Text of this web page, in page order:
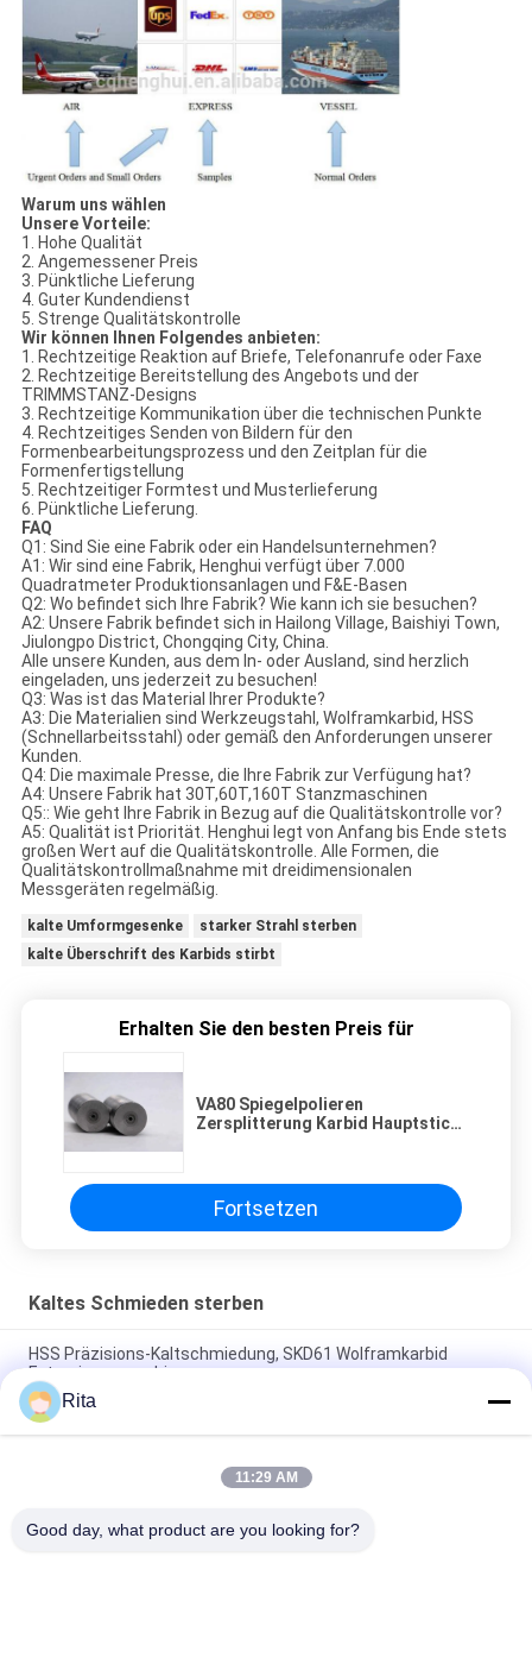
Warum uns wählen
Unsere Vorteile:
1. Hohe Qualität
2. Angemessener Preis
3. Pünktliche Lieferung
4. Guter Kundendienst
5. Strenge Qualitätskontrolle
Wir können Ihnen Folgendes anbieten:
1. Rechtzeitige Reaktion auf Briefe, Telefonanrufe oder Faxe
2. Rechtzeitige Bereitstellung des Angebots und der
TRIMMSTANZ-Designs
3. Rechtzeitige Kommunikation über die technischen Punkte
4. Rechtzeitiges Senden von Bildern für den
Formenbearbeitungsprozess und den Zeitplan für die
Formenfertigstellung
5. Rechtzeitiger Formtest und Musterlieferung
6. Pünktliche Lieferung.
FAQ
Q1: Sind Sie eine Fabrik oder ein Handelsunternehmen?
A1: Wir sind eine Fabrik, Henghui verfügt über 7.000
Quadratmeter Produktionsanlagen und F&E-Basen
Q2: Wo befindet sich Ihre Fabrik? Wie kann ich sie besuchen?
A2: Unsere Fabrik befindet sich in Hailong Village, Baishiyi Town,
Jiulongpo District, Chongqing City, China.
Alle unsere Kunden, aus dem In- oder Ausland, sind herzlich
eingeladen, uns jederzeit zu besuchen!
Q3: Was ist das Material Ihrer Produkte?
A3: Die Materialien sind Werkzeugstahl, Wolframkarbid, HSS
(Schnellarbeitsstahl) oder gemäß den Anforderungen unserer
Kunden.
Q4: Die maximale Presse, die Ihre Fabrik zur Verfügung hat?
A4: Unsere Fabrik hat 30T,60T,160T Stanzmaschinen
Q5:: Wie geht Ihre Fabrik in Bezug auf die Qualitätskontrolle vor?
A5: Qualität ist Priorität. Henghui legt von Anfang bis Ende stets
großen Wert auf die Qualitätskontrolle. Alle Formen, die
Qualitätskontrollmaßnahme mit dreidimensionalen
Messgeräten regelmäßig.
kalte Umformgesenke
starker Strahl sterben
kalte Überschrift des Karbids stirbt
Erhalten Sie den besten Preis für
VA80 Spiegelpolieren
Zersplitterung Karbid Hauptstiche
Fortsetzen
Kaltes Schmieden sterben
HSS Präzisions-Kaltschmiedung, SKD61 Wolframkarbid
Extrusionsmaschinen
Zuverlässige Kaltschmiede-Matrize, hochpräzise, starke
Balken-Matrize-Formkomponente
Hochwertiges starkes Balken-Die-Carbide-Formungs-Die-
Rita
11:29 AM
Good day, what product are you looking for?